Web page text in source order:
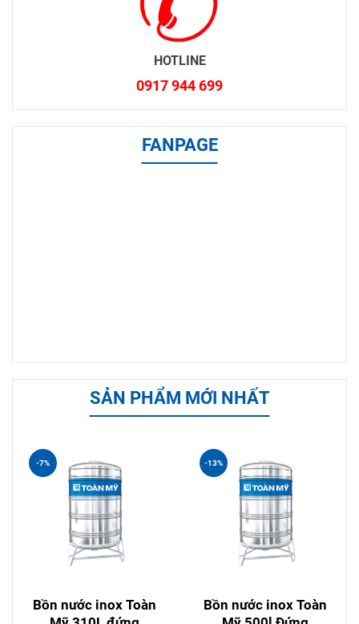
HOTLINE
0917 944 699
FANPAGE
SẢN PHẨM MỚI NHẤT
Bồn nước inox Toàn
-7%
Bồn nước inox Toàn
-13%